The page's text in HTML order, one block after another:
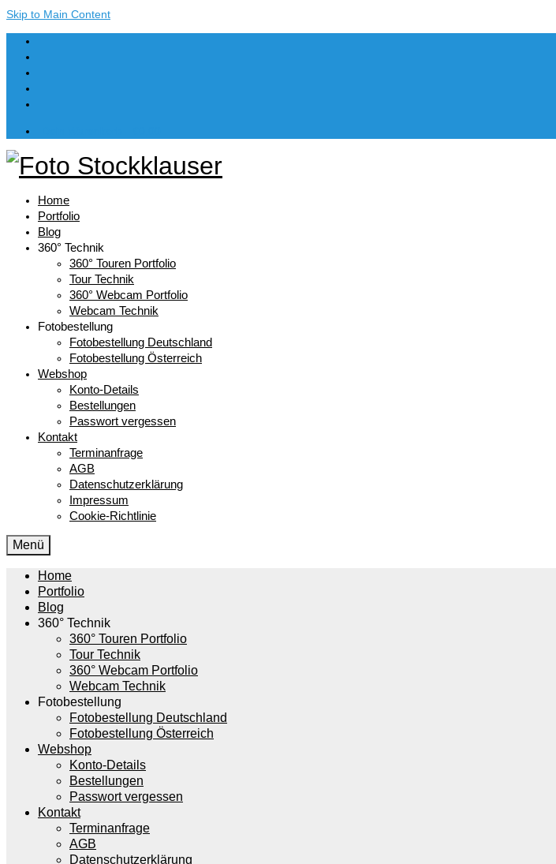
Skip to Main Content
Home
Portfolio
Blog
360° Technik
360° Touren Portfolio
Tour Technik
360° Webcam Portfolio
Webcam Technik
Fotobestellung
Fotobestellung Deutschland
Fotobestellung Österreich
Webshop
Konto-Details
Bestellungen
Passwort vergessen
Kontakt
Terminanfrage
AGB
Datenschutzerklärung
Impressum
Cookie-Richtlinie
Menü
Home
Portfolio
Blog
360° Technik
360° Touren Portfolio
Tour Technik
360° Webcam Portfolio
Webcam Technik
Fotobestellung
Fotobestellung Deutschland
Fotobestellung Österreich
Webshop
Konto-Details
Bestellungen
Passwort vergessen
Kontakt
Terminanfrage
AGB
Datenschutzerklärung